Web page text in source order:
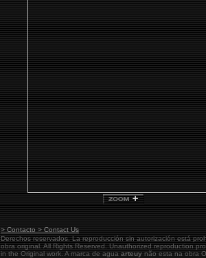
> Contacto > Contact Us
Derechos reservados. La reproducción sin autorización está
obra original.All Rights Reserved. Unauthorized reproduction
in the Original work. A marca de aguaarteuynão esta na obra